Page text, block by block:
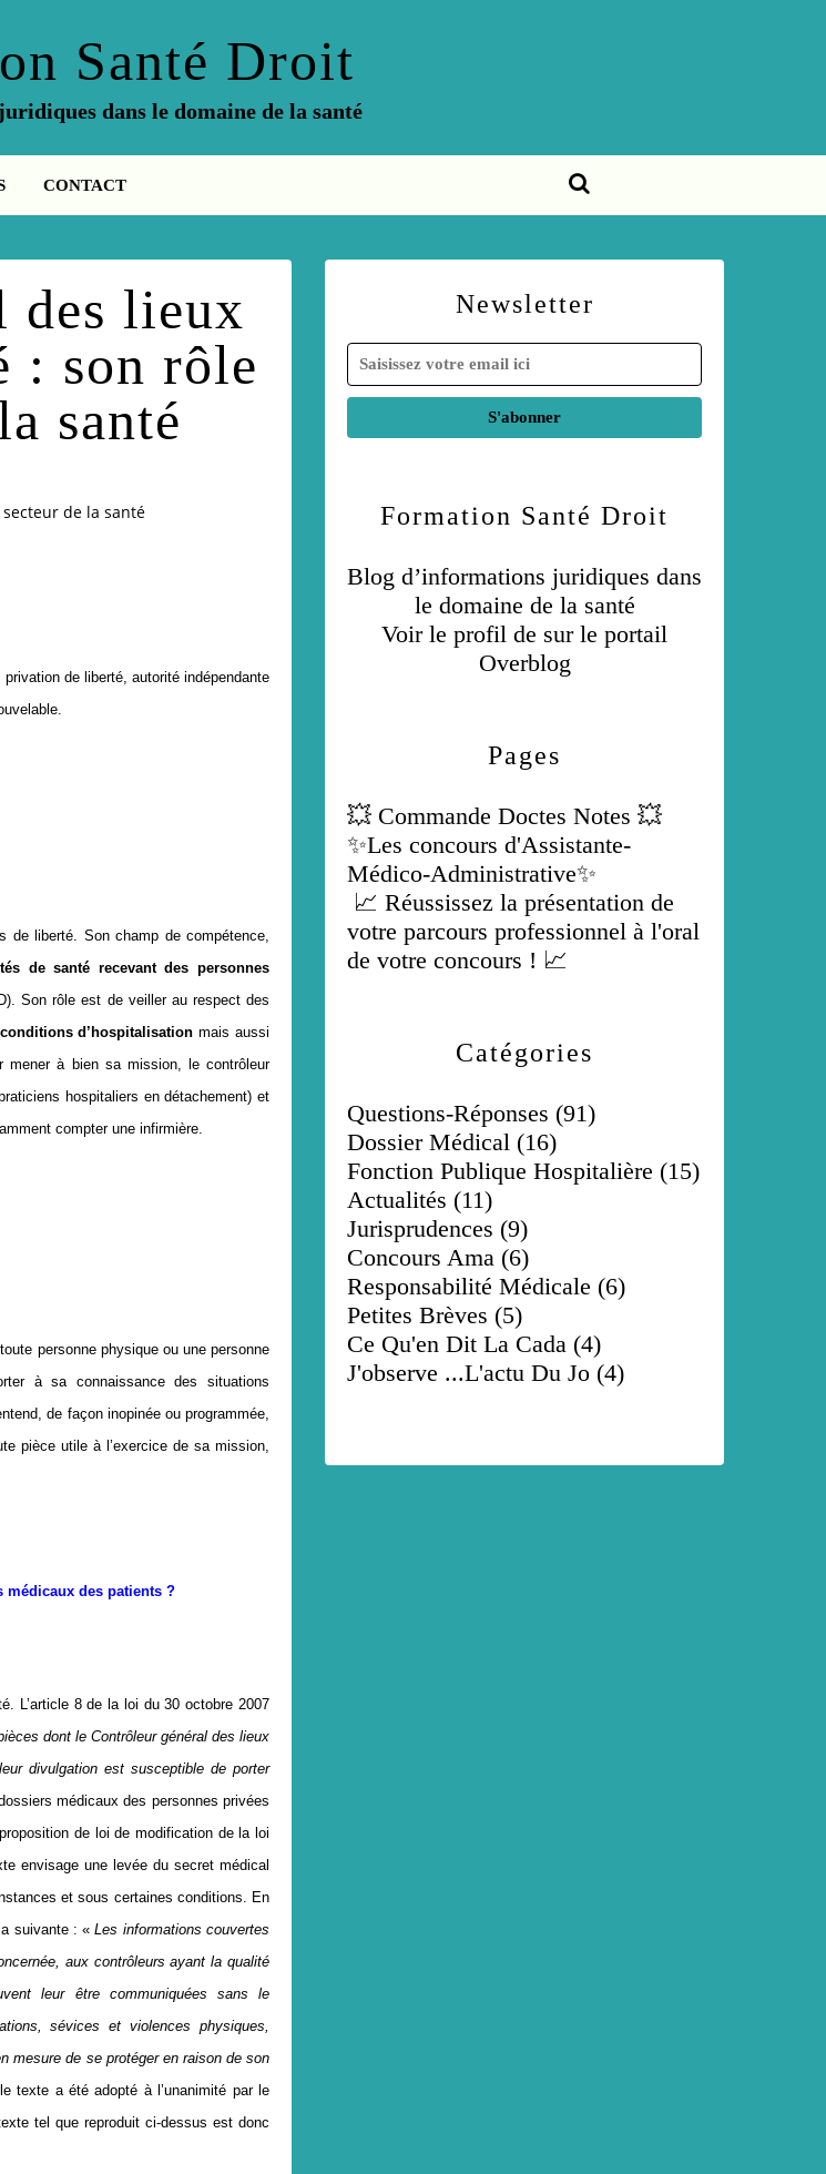
Santé Droit
dans le domaine de la santé
CONTACT
des lieux
: son rôle
santé
de la santé
de liberté, autorité indépendante
de liberté. Son champ de compétence,
de santé recevant des personnes
. Son rôle est de veiller au respect des
d’hospitalisation mais aussi
mener à bien sa mission, le contrôleur
hospitaliers en détachement) et
compter une infirmière.
oute personne physique ou une personne
à sa connaissance des situations
de façon inopinée ou programmée,
pièce utile à l’exercice de sa mission,
des patients ?
L’article 8 de la loi du 30 octobre 2007
dont le Contrôleur général des lieux
divulgation est susceptible de porter
médicaux des personnes privées
de loi de modification de la loi
envisage une levée du secret médical
et sous certaines conditions. En
suivante : «Les informations couvertes
aux contrôleurs ayant la qualité
leur être communiquées sans le
sévices et violences physiques,
mesure de se protéger en raison de son
texte a été adopté à l’unanimité par le
tel que reproduit ci-dessus est donc
Newsletter
Catégories
Questions-Réponses (91)
Dossier Médical (16)
Fonction Publique Hospitalière (15)
Actualités (11)
Jurisprudences (9)
Concours Ama (6)
Responsabilité Médicale (6)
Petites Brèves (5)
Ce Qu'en Dit La Cada (4)
J'observe ...l'actu Du Jo (4)
Pages
💥 Commande Doctes Notes 💥
✨Les concours d'Assistante-
Médico-Administrative✨
📈 Réussissez la présentation de
votre parcours professionnel à l'oral
de votre concours ! 📈
Formation Santé Droit
Blog d’informations juridiques dans
le domaine de la santé
Voir le profil de sur le portail
Overblog